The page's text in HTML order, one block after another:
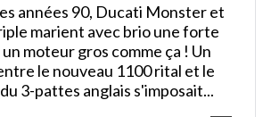
années 90, Ducati Monster et
marient avec brio une forte
moteur gros comme ça ! Un
le nouveau 1100 rital et le
3-pattes anglais s'imposait...